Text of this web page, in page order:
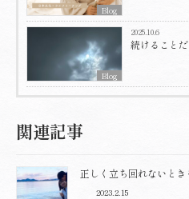
Blog
Blog
2025.10.6
続けること
関連記事
正しく立ち回れないとき
2023.2.15